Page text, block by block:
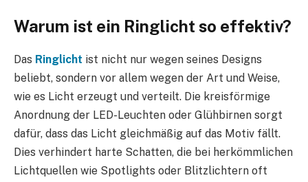
Warum ist ein Ringlicht so effektiv?
Das Ringlicht ist nicht nur wegen seines Designs
beliebt, sondern vor allem wegen der Art und Weise,
wie es Licht erzeugt und verteilt. Die kreisförmige
Anordnung der LED-Leuchten oder Glühbirnen sorgt
dafür, dass das Licht gleichmäßig auf das Motiv fällt.
Dies verhindert harte Schatten, die bei herkömmlichen
Lichtquellen wie Spotlights oder Blitzlichtern oft